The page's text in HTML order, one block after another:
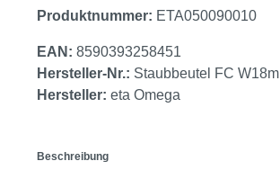
Produktnummer: ETA050090010
EAN: 8590393258451
Hersteller-Nr.: Staubbeutel FC W18m
Hersteller: eta Omega
Beschreibung